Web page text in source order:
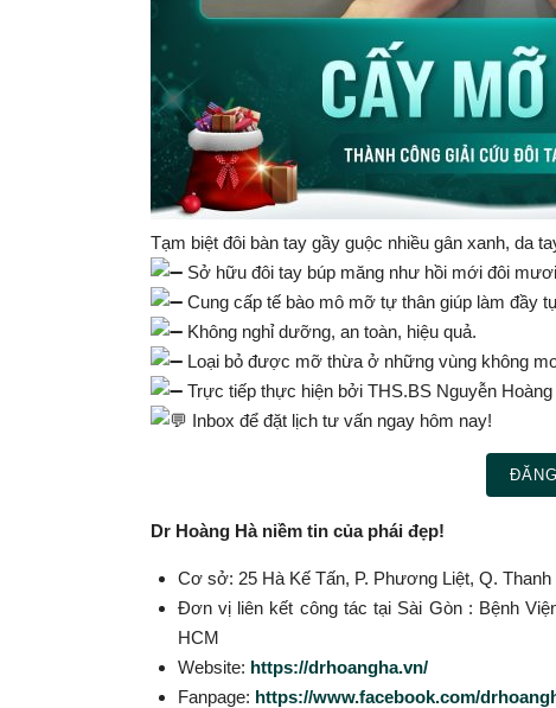
Tạm biệt đôi bàn tay gầy guộc nhiều gân xanh, da
Sở hữu đôi tay búp măng như hồi mới đôi mươi
Cung cấp tế bào mô mỡ tự thân giúp làm đầy
Không nghỉ dưỡng, an toàn, hiệu quả.
Loại bỏ được mỡ thừa ở những vùng không
Trực tiếp thực hiện bởi THS.BS Nguyễn
Inbox để đặt lịch tư vấn ngay hôm nay!
Dr Hoàng Hà niềm tin của phái đẹp!
Cơ sở: 25 Hà Kế Tấn, P. Phương Liệt, Q. Thanh
Đơn vị liên kết công tác tại Sài Gòn : Bệnh
HCM
Website: https://drhoangha.vn/
Fanpage: https://www.facebook.com/